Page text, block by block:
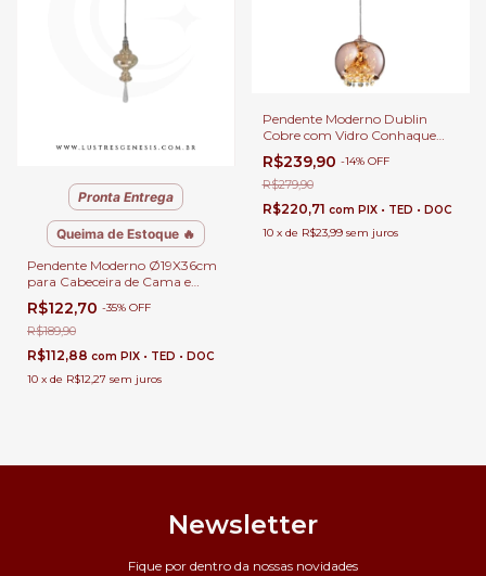
Pronta Entrega
Queima de Estoque 🔥
Pendente Moderno Ø19X36cm
para Cabeceira de Cama e
Lavabos
R$122,70 -35% OFF
R$189,90
R$112,88 com PIX • TED • DOC
10 x de R$12,27 sem juros
Pendente Moderno Dublin
Cobre com Vidro Conhaque
para Sala de Jantar, Balcão de
Cozinha e Ambientes Gourmet
R$239,90 -14% OFF
R$279,90
R$220,71 com PIX • TED • DOC
10 x de R$23,99 sem juros
Newsletter
Fique por dentro da nossas novidades